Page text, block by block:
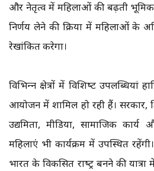
और नेतृत्‍व में महिलाओं की बढ़ती
निर्णय लेने की प्रक्रिया में महिलाओं के
रेखांकित करेगा।
विभिन्‍न क्षेत्रों में विशिष्‍ट उपलब्धियां
आयोजन में शामिल हो रही हैं। सरकार,
उद्यमिता, मीडिया, सामाजिक
महिलाएं भी कार्यक्रम में उपस्थित
भारत के विकसित राष्‍ट्र बनने की